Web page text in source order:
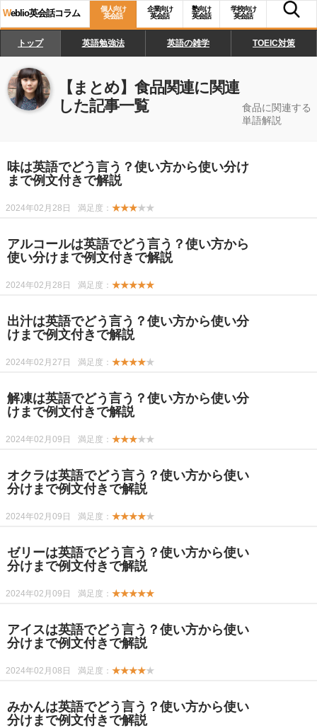
Weblio英会話コラム
個人向け
英会話
企業向け
英会話
塾向け
英会話
学校向け
英会話
トップ 英語勉強法 英語の雑学 TOEIC対策
【まとめ】 食品関連に関連
した記事一覧
食品に関連する
単語解説
味は英語でどう言う？使い方から使い分け
まで例文付きで解説
2024年02月28日 満足度： ★★★★★
アルコールは英語でどう言う？使い方から
使い分けまで例文付きで解説
2024年02月28日 満足度： ★★★★★
出汁は英語でどう言う？使い方から使い分
けまで例文付きで解説
2024年02月27日 満足度： ★★★★★
解凍は英語でどう言う？使い方から使い分
けまで例文付きで解説
2024年02月09日 満足度： ★★★★★
オクラは英語でどう言う？使い方から使い
分けまで例文付きで解説
2024年02月09日 満足度： ★★★★★
ゼリーは英語でどう言う？使い方から使い
分けまで例文付きで解説
2024年02月09日 満足度： ★★★★★
アイスは英語でどう言う？使い方から使い
分けまで例文付きで解説
2024年02月08日 満足度： ★★★★★
みかんは英語でどう言う？使い方から使い
分けまで例文付きで解説